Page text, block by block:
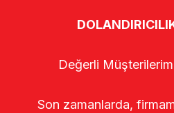
Değerli
Son zamanlarda,